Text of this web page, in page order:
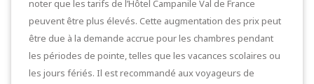
noter que les tarifs de l’Hôtel Campanile Val de France
peuvent être plus élevés. Cette augmentation des prix peut
être due à la demande accrue pour les chambres pendant
les périodes de pointe, telles que les vacances scolaires ou
les jours fériés. Il est recommandé aux voyageurs de